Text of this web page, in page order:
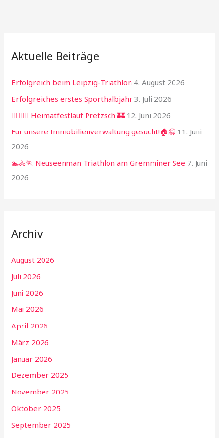
Aktuelle Beiträge
Erfolgreich beim Leipzig-Triathlon 4. August 2026
Erfolgreiches erstes Sporthalbjahr 3. Juli 2026
🏃‍♂️🏃‍♀️ Heimatfestlauf Pretzsch 🏰 12. Juni 2026
Für unsere Immobilienverwaltung gesucht!🏠🤗 11. Juni
2026
🏊🚴🏃 Neuseenman Triathlon am Gremminer See 7. Juni
2026
Archiv
August 2026
Juli 2026
Juni 2026
Mai 2026
April 2026
März 2026
Januar 2026
Dezember 2025
November 2025
Oktober 2025
September 2025